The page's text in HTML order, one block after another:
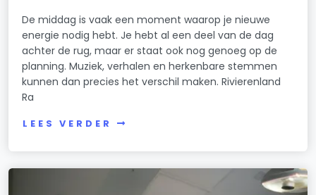
De middag is vaak een moment waarop je nieuwe
energie nodig hebt. Je hebt al een deel van de dag
achter de rug, maar er staat ook nog genoeg op de
planning. Muziek, verhalen en herkenbare stemmen
kunnen dan precies het verschil maken. Rivierenland
Ra
LEES VERDER